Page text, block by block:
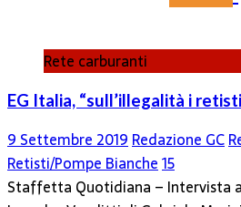
Rete carburanti
EG Italia, “sull’illegalità i
9 Settembre 2019 Redazione GC
Retisti/Pompe Bianche15
Staffetta Quotidiana – Intervista